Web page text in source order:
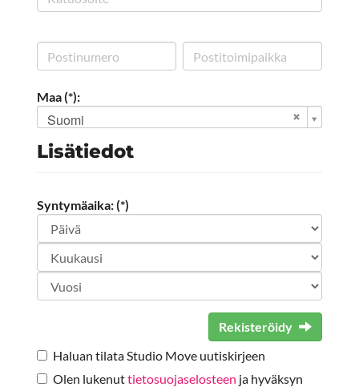
Maa (*):
Suomi
Lisätiedot
Syntymäaika: (*)
Rekisteröidy
Haluan tilata Studio Move uutiskirjeen
Olen lukenuttietosuojaselosteen ja hyväksyn